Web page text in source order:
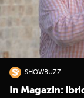
SHOWBUZZ
In Magazin: